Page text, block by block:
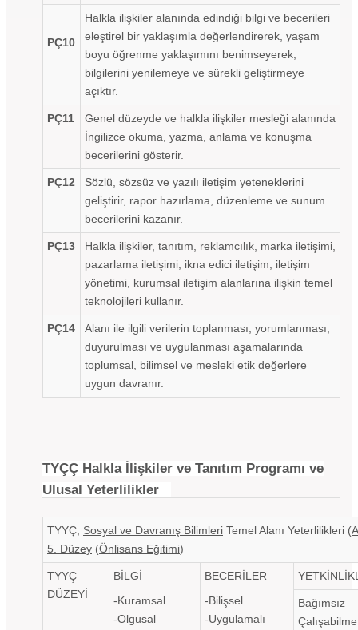
PÇ10
Halkla ilişkiler alanında edindiği bilgi ve becerileri
eleştirel bir yaklaşımla değerlendirerek, yaşam
boyu öğrenme yaklaşımını benimseyerek,
bilgilerini yenilemeye ve sürekli geliştirmeye
açıktır.
PÇ11
Genel düzeyde ve halkla ilişkiler mesleği alanında
İngilizce okuma, yazma, anlama ve konuşma
becerilerini gösterir.
PÇ12
Sözlü, sözsüz ve yazılı iletişim yeteneklerini
geliştirir, rapor hazırlama, düzenleme ve sunum
becerilerini kazanır.
PÇ13
Halkla ilişkiler, tanıtım, reklamcılık, marka iletişimi,
pazarlama iletişimi, ikna edici iletişim, iletişim
yönetimi, kurumsal iletişim alanlarına ilişkin temel
teknolojileri kullanır.
PÇ14
Alanı ile ilgili verilerin toplanması, yorumlanması,
duyurulması ve uygulanması aşamalarında
toplumsal, bilimsel ve mesleki etik değerlere
uygun davranır.
TYÇÇ Halkla İlişkiler ve Tanıtım Programı ve
Ulusal Yeterlilikler
TYYÇ; Sosyal ve Davranış Bilimleri Temel Alanı Yeterlilikleri (
5. Düzey (Önlisans Eğitimi)
TYYÇ
DÜZEYİ
BİLGİ
-Kuramsal
-Olgusal
BECERİLER
-Bilişsel
-Uygulamalı
Bağımsız